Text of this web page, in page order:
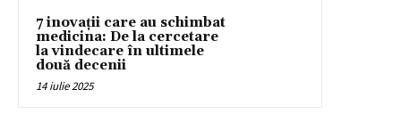
7 inovații care au schimbat
medicina: De la cercetare
la vindecare în ultimele
două decenii
14 iulie 2025